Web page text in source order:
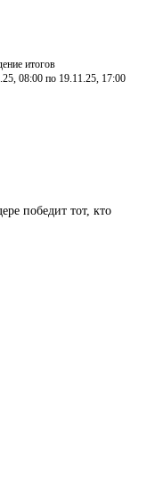
итогов
08:00 по 19.11.25, 17:00
победит тот, кто